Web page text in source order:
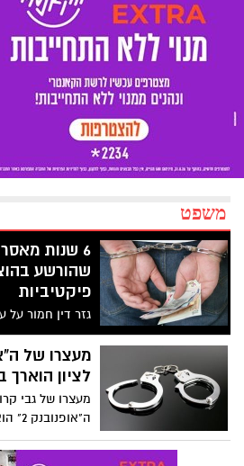
משפט
6 שנות
שהורשע
פיקטיביות
שהורשע בהוצאת
מס תשומות שלא
לציון הוארך
מעצרו של גבי
משוכנעים כי
את המאבטח